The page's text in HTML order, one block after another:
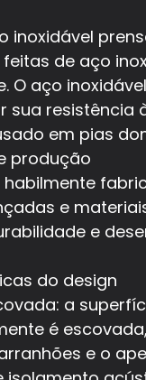
inoxidável
de aço
O aço
sua resistência
em pias
produção
habilmente
e
e
do design
a
é
e o